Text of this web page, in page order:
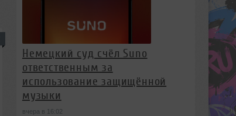
Немецкий суд счёл Suno
ответственным за
использование защищённой
музыки
вчера в 16:02